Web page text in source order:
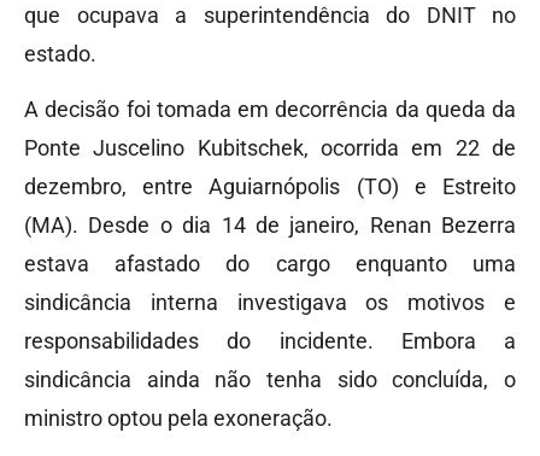
que ocupava a superintendência do DNIT no
estado.
A decisão foi tomada em decorrência da queda da
Ponte Juscelino Kubitschek, ocorrida em 22 de
dezembro, entre Aguiarnópolis (TO) e Estreito
(MA). Desde o dia 14 de janeiro, Renan Bezerra
estava afastado do cargo enquanto uma
sindicância interna investigava os motivos e
responsabilidades do incidente. Embora a
sindicância ainda não tenha sido concluída, o
ministro optou pela exoneração.